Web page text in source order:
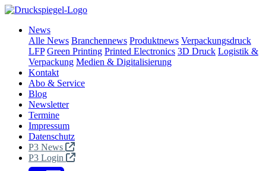
News
Alle News Branchennews Produktnews Verpackungsdruck
LFP Green Printing Printed Electronics 3D Druck Logistik &
Verpackung Medien & Digitalisierung
Kontakt
Abo & Service
Blog
Newsletter
Termine
Impressum
Datenschutz
P3 News
P3 Login